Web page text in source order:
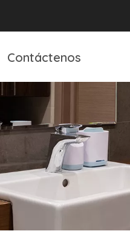
Contáctenos